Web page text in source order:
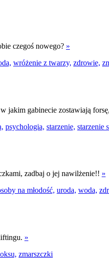
czegoś nowego? »
wróżenie z twarzy, zdrowie,
gabinecie zostawiają
psychologia, starzenie, starzenie
zadbaj o jej nawilżenie!! »
na młodość, uroda, woda,
»
zmarszczki